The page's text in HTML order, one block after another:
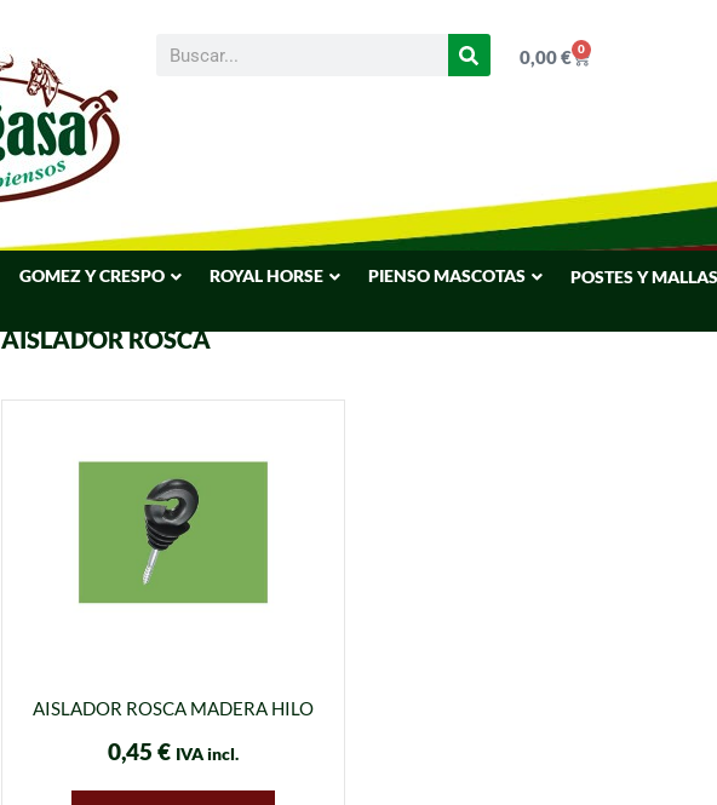
0,00€ 0
GOMEZ Y CRESPO ROYAL HORSE PIENSO MASCOTAS POSTES Y MALLAS
AISLADOR ROSCA
AISLADOR ROSCA MADERA HILO
0,45 € IVA incl.